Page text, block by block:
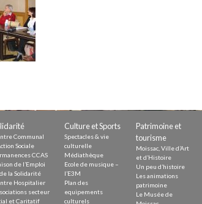
durable
Communal
Sociale
CCAS
de l’Emploi
la Solidarité
Hospitalier
secteur
et Caritatif
Culture et Sports
Spectacles & vie
culturelle
Médiathèque
Ecole de musique –
l’E3M
Plan des
equipements
culturels
Patrimoine et
tourisme
Moissac, Ville d’Art
et d’Histoire
Un peu d’histoire
Les animations
patrimoine
Le Musée de